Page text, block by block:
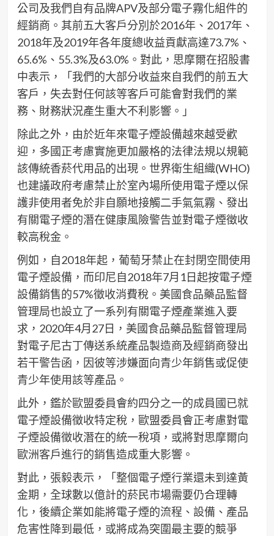
公司及我們自有品牌APV及部分電子霧化組件的
經銷商。其前五大客戶分別於2016年、2017年、
2018年及2019年各年度總收益貢獻高達73.7%、
65.6%、55.3%及63.0%。對此，思摩爾在招股書
中表示，「我們的大部分收益來自我們的前五大
客戶，失去對任何該等客戶可能會對我們的業
務、財務狀況產生重大不利影響。」
除此之外，由於近年來電子煙設備越來越受歡
迎，多國正考慮實施更加嚴格的法律法規以規範
該傳統香菸代用品的出現。世界衛生組織(WHO)
也建議政府考慮禁止於室內場所使用電子煙以保
護非使用者免於非自願地接觸二手氣氣霧、發出
有關電子煙的潛在健康風險警告並對電子煙徵收
較高稅金。
例如，自2018年起，葡萄牙禁止在封閉空間使用
電子煙設備，而印尼自2018年7月1日起按電子煙
設備銷售的57%徵收消費稅。美國食品藥品監督
管理局也設立了一系列有關電子煙產業進入要
求，2020年4月27日，美國食品藥品監督管理局
對電子尼古丁傳送系統產品製造商及經銷商發出
若干警告函，因彼等涉嫌面向青少年銷售或促使
青少年使用該等產品。
此外，鑑於歐盟委員會約四分之一的成員國已就
電子煙設備徵收特定稅，歐盟委員會正考慮對電
子煙設備徵收潛在的統一稅項，或將對思摩爾向
歐洲客戶進行的銷售造成重大影響。
對此，張毅表示，「整個電子煙行業還未到達黃
金期，全球數以億計的菸民市場需要仍合理轉
化，後續企業如能將電子煙的流程、設備、產品
危害性降到最低，或將成為突圍最主要的競爭